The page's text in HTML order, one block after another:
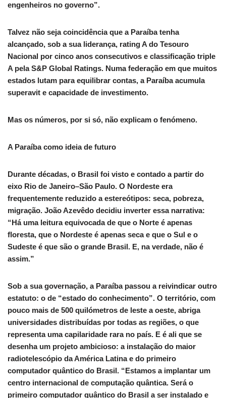
engenheiros no governo”.
Talvez não seja coincidência que a Paraíba tenha
alcançado, sob a sua liderança, rating A do Tesouro
Nacional por cinco anos consecutivos e classificação triple
A pela S&P Global Ratings. Numa federação em que muitos
estados lutam para equilibrar contas, a Paraíba acumula
superavit e capacidade de investimento.
Mas os números, por si só, não explicam o fenómeno.
A Paraíba como ideia de futuro
Durante décadas, o Brasil foi visto e contado a partir do
eixo Rio de Janeiro–São Paulo. O Nordeste era
frequentemente reduzido a estereótipos: seca, pobreza,
migração. João Azevêdo decidiu inverter essa narrativa:
“Há uma leitura equivocada de que o Norte é apenas
floresta, que o Nordeste é apenas seca e que o Sul e o
Sudeste é que são o grande Brasil. E, na verdade, não é
assim.”
Sob a sua governação, a Paraíba passou a reivindicar outro
estatuto: o de “estado do conhecimento”. O território, com
pouco mais de 500 quilómetros de leste a oeste, abriga
universidades distribuídas por todas as regiões, o que
representa uma capilaridade rara no país. E é ali que se
desenha um projeto ambicioso: a instalação do maior
radiotelescópio da América Latina e do primeiro
computador quântico do Brasil. “Estamos a implantar um
centro internacional de computação quântica. Será o
primeiro computador quântico do Brasil a ser instalado e